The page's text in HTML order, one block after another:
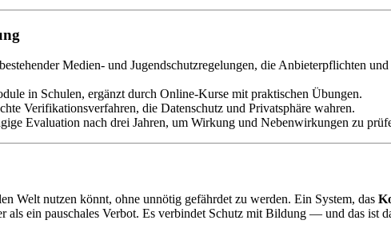
Medien‑ und Jugendschutzregelungen, die Anbieterpflichten
in Schulen, ergänzt durch Online‑Kurse mit praktischen Übungen.
Verifikationsverfahren, die Datenschutz und Privatsphäre wahren.
Evaluation nach drei Jahren, um Wirkung und Nebenwirkungen zu
Welt nutzen könnt, ohne unnötig gefährdet zu werden. Ein System, das
als ein pauschales Verbot. Es verbindet Schutz mit Bildung — und das ist